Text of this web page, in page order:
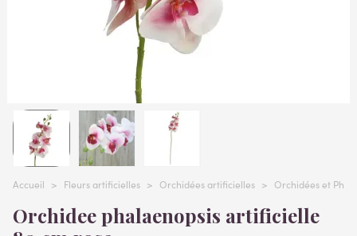
Accueil > Fleurs artificielles > Orchidées artificielles > Orchidées et
Orchidee phalaenopsis artificielle